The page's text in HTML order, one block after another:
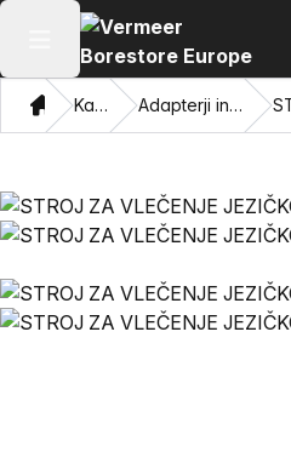
Odpri glavni meni
DomaKatalog Adapterji in vlečne oči